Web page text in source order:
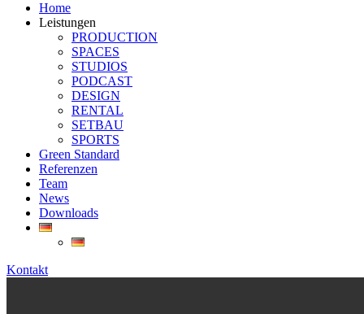
Home
Leistungen
PRODUCTION
SPACES
STUDIOS
PODCAST
DESIGN
RENTAL
SETBAU
SPORTS
Green Standard
Referenzen
Team
News
Downloads
Kontakt